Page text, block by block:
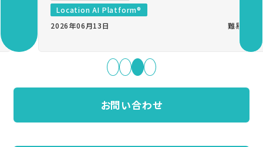
Location AI Platform®
2026年06月13日
難易度：中
お問い合わせ